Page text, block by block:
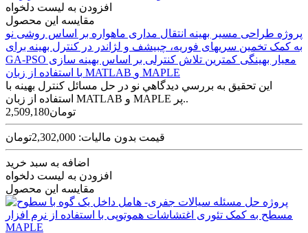
افزودن به لیست دلخواه
مقایسه این محصول
پروژه طراحی مسير بهينه انتقال مداری ماهواره بر اساس روشی نو
به کمک تخمين سری‫های فوريه، چبيشف و لژاندر در کنترل بهينه برای
معيار بهينگی کمترين تلاش کنترلی بر اساس بهينه سازی GA-PSO
‬با استفاده از زبان MATLAB و MAPLE
اين تحقيق به بررسي ديدگاهي نو در حل مسائل کنترل بهينه با
استفاده از زبان MATLAB و MAPLE پر..
2,509,180تومان
قیمت بدون مالیات: 2,302,000تومان
اضافه به سبد خرید
افزودن به لیست دلخواه
مقایسه این محصول